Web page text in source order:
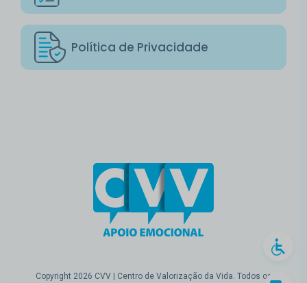
Política de Privacidade
Copyright 2026 CVV | Centro de Valorização da Vida. Todos os